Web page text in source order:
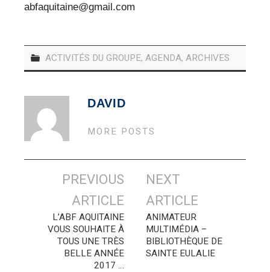
abfaquitaine@gmail.com
ACTIVITÉS DU GROUPE, AGENDA, ARCHIVES
DAVID
MORE POSTS
Navigation
articles
PREVIOUS
ARTICLE
L’ABF AQUITAINE
VOUS SOUHAITE À
TOUS UNE TRÈS
BELLE ANNÉE
2017 …
NEXT
ARTICLE
ANIMATEUR
MULTIMÉDIA –
BIBLIOTHÈQUE DE
SAINTE EULALIE